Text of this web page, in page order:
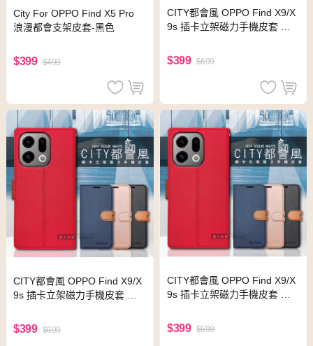
City For OPPO Find X5 Pro
浪漫都會支架皮套-黑色
$399 $499
CITY都會風 OPPO Find X9/X
9s 插卡立架磁力手機皮套 有
$399 $699
CITY都會風 OPPO Find X9/X
9s 插卡立架磁力手機皮套 有
$399 $699
CITY都會風 OPPO Find X9/X
9s 插卡立架磁力手機皮套 有
$399 $699